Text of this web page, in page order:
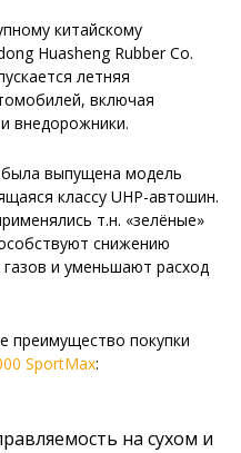
китайскому
Huasheng Rubber Co.
летняя
включая
внедорожники.
выпущена модель
классу UHP-автошин.
т.н. «зелёные»
снижению
и уменьшают расход
преимущество покупки
SportMax:
на сухом и